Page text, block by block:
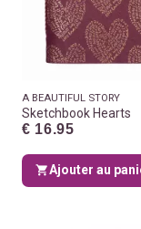
A BEAUTIFUL STORY
Sketchbook Hearts
€ 16.95
Ajouter au